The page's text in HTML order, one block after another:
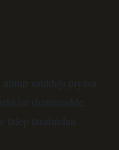
satıldığı piyasa
(hammadde,
tarafından